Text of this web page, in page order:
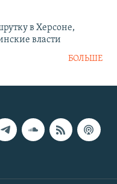
в Херсоне,
власти
БОЛЬШЕ